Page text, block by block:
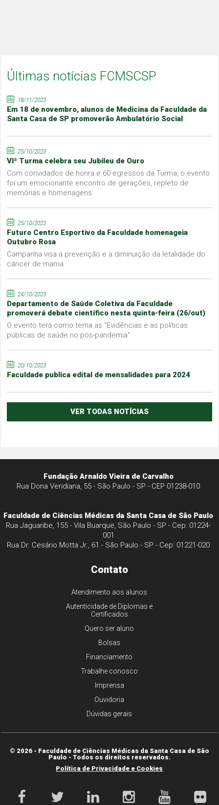
Últimas notícias FCMSCSP
18/11/2023
Em 18 de novembro, alunos de Medicina da Faculdade da
Santa Casa de SP promoverão Ambulatório Social
25/10/2023
VIª Turma celebra seu Jubileu de Ouro
Com convidados de honra e 60 egressos da Turma, o evento
foi um emocionante encontro de gerações, repleto de
memórias e homenagens
25/10/2023
Futuro Centro Esportivo da Faculdade homenageia
Outubro Rosa
Campanha visa a prevenção e a diminuição da letalidade do
câncer de mama
24/10/2023
Departamento de Saúde Coletiva da Faculdade
promoverá debate científico nesta quinta-feira (26/out)
O evento terá como tema as "Evidências e as políticas
públicas de saúde no pós-pandemia"
20/10/2023
Faculdade publica edital de mensalidades para 2024
VER TODAS NOTÍCIAS
Fundação Arnaldo Vieira de Carvalho
Rua Dona Veridiana, 55 - São Paulo - SP - CEP 01238-010
Faculdade de Ciências Médicas da Santa Casa de São Paulo
Rua Jaguaribe, 155 - Vila Buarque, São Paulo - SP - Cep: 01224-
001
Rua Dr. Cesário Motta Jr., 61 - São Paulo - SP - Cep: 01221-020
Contato
Atendimento aos alunos
Autenticidade de Diplomas e
Certificados
Quero ser aluno
Bolsas
Financiamento
Trabalhe conosco
Imprensa
Ouvidoria
Dúvidas gerais
© 2026 - Faculdade de Ciências Médicas da Santa Casa de São
Paulo - Todos os direitos reservados.
Política de Privacidade e Cookies